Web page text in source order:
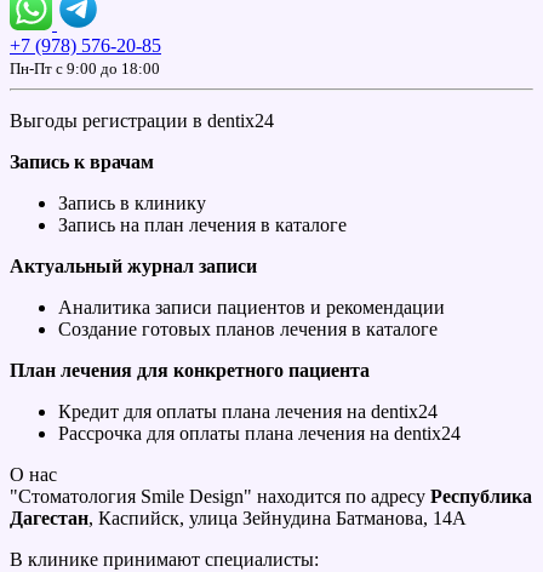
+7 (978) 576-20-85
Пн-Пт c 9:00 до 18:00
Выгоды регистрации в dentix24
Запись к врачам
Запись в клинику
Запись на план лечения в каталоге
Актуальный журнал записи
Аналитика записи пациентов и рекомендации
Создание готовых планов лечения в каталоге
План лечения для конкретного пациента
Кредит для оплаты плана лечения на dentix24
Рассрочка для оплаты плана лечения на dentix24
О нас
"Стоматология Smile Design" находится по адресу Республика
Дагестан, Каспийск, улица Зейнудина Батманова, 14А
В клинике принимают специалисты: